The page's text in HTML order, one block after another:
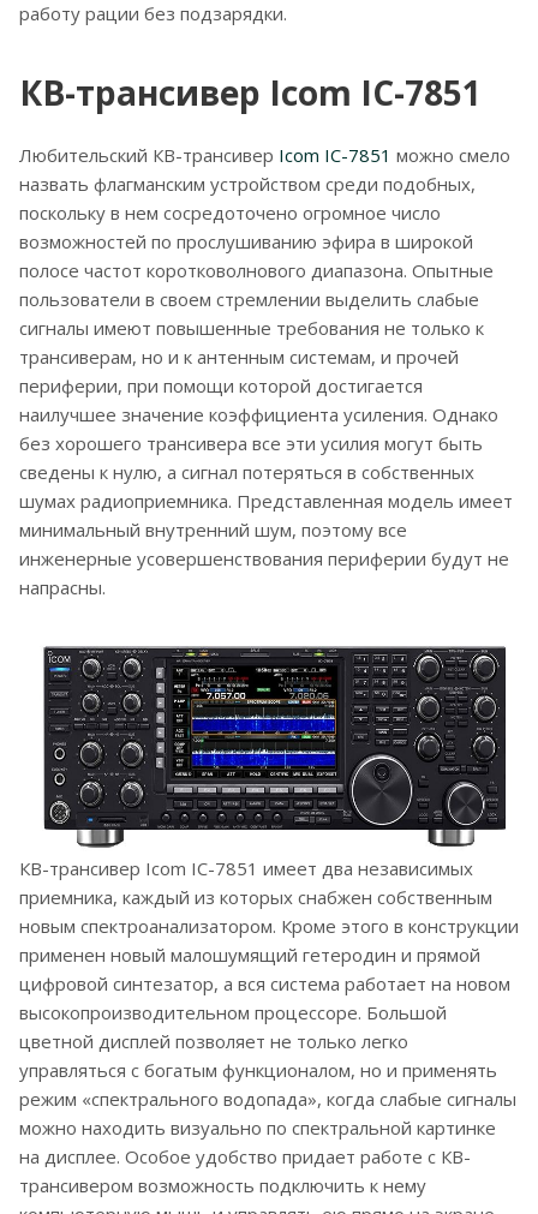
работу рации без подзарядки.
КВ-трансивер Icom IC-7851
Любительский КВ-трансивер Icom IC-7851 можно смело
назвать флагманским устройством среди подобных,
поскольку в нем сосредоточено огромное число
возможностей по прослушиванию эфира в широкой
полосе частот коротковолнового диапазона. Опытные
пользователи в своем стремлении выделить слабые
сигналы имеют повышенные требования не только к
трансиверам, но и к антенным системам, и прочей
периферии, при помощи которой достигается
наилучшее значение коэффициента усиления. Однако
без хорошего трансивера все эти усилия могут быть
сведены к нулю, а сигнал потеряться в собственных
шумах радиоприемника. Представленная модель имеет
минимальный внутренний шум, поэтому все
инженерные усовершенствования периферии будут не
напрасны.
КВ-трансивер Icom IC-7851 имеет два независимых
приемника, каждый из которых снабжен собственным
новым спектроанализатором. Кроме этого в конструкции
применен новый малошумящий гетеродин и прямой
цифровой синтезатор, а вся система работает на новом
высокопроизводительном процессоре. Большой
цветной дисплей позволяет не только легко
управляться с богатым функционалом, но и применять
режим «спектрального водопада», когда слабые сигналы
можно находить визуально по спектральной картинке
на дисплее. Особое удобство придает работе с КВ-
трансивером возможность подключить к нему